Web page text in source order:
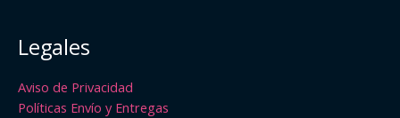
Legales
Aviso de Privacidad
Políticas Envío y Entregas